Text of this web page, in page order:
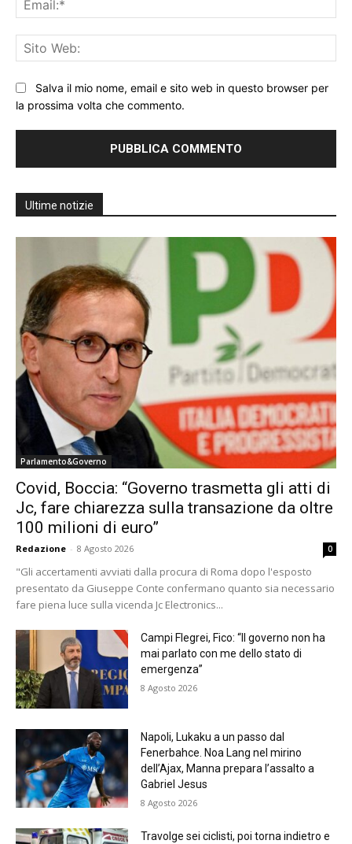
Salva il mio nome, email e sito web in questo browser per
la prossima volta che commento.
Ultime notizie
Parlamento&Governo
Covid, Boccia: “Governo trasmetta gli atti di
Jc, fare chiarezza sulla transazione da oltre
100 milioni di euro”
Redazione - 8 Agosto 2026 0
"Gli accertamenti avviati dalla procura di Roma dopo l'esposto
presentato da Giuseppe Conte confermano quanto sia necessario
fare piena luce sulla vicenda Jc Electronics...
Campi Flegrei, Fico: “Il governo non ha
mai parlato con me dello stato di
emergenza”
8 Agosto 2026
Napoli, Lukaku a un passo dal
Fenerbahce. Noa Lang nel mirino
dell’Ajax, Manna prepara l’assalto a
Gabriel Jesus
8 Agosto 2026
Travolge sei ciclisti, poi torna indietro e